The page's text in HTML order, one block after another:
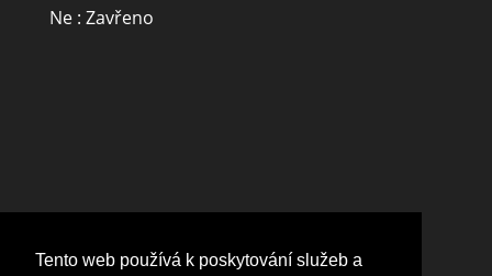
Tento web používá k poskytování služeb a
Ne : Zavřeno